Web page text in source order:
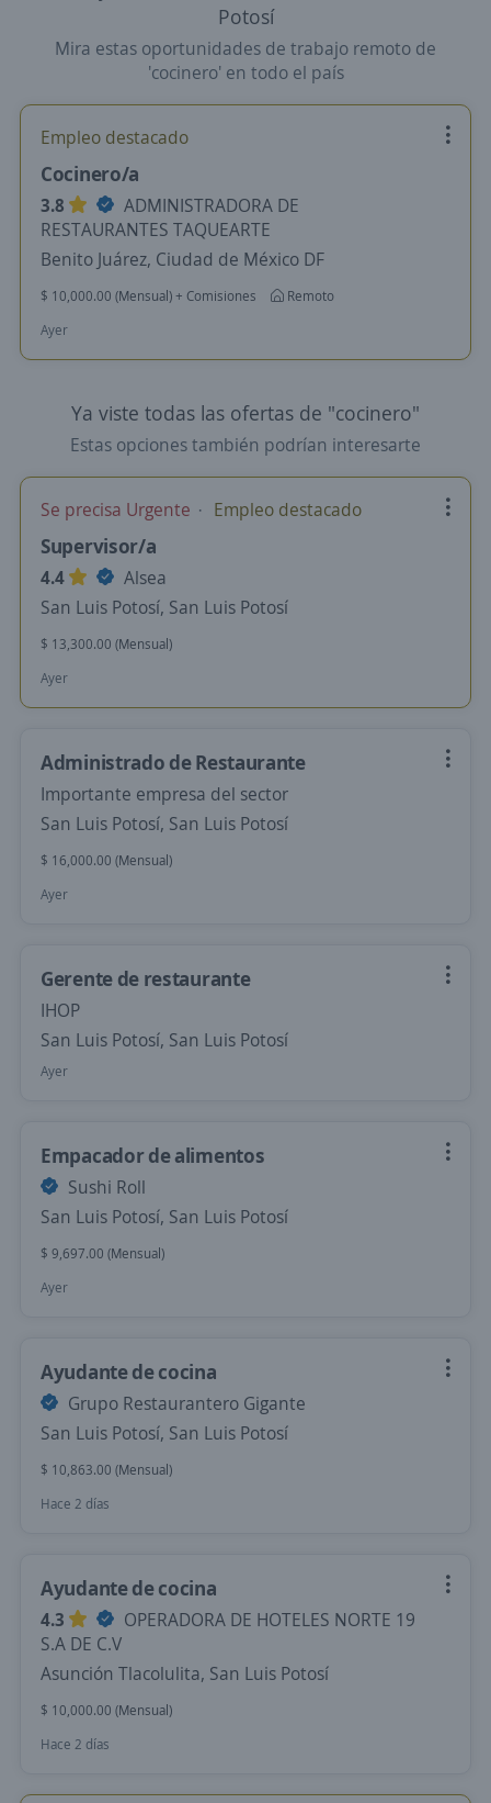
Potosí
Mira estas oportunidades de trabajo remoto de
'cocinero' en todo el país
Empleo destacado
Cocinero/a
3.8
ADMINISTRADORA DE
RESTAURANTES TAQUEARTE
Benito Juárez, Ciudad de México DF
$ 10,000.00 (Mensual) + Comisiones
Remoto
Ayer
Ya viste todas las ofertas de "cocinero"
Estas opciones también podrían interesarte
Se precisa Urgente Empleo destacado
Supervisor/a
4.4
Alsea
San Luis Potosí, San Luis Potosí
$ 13,300.00 (Mensual)
Ayer
Administrado de Restaurante
Importante empresa del sector
San Luis Potosí, San Luis Potosí
$ 16,000.00 (Mensual)
Ayer
Gerente de restaurante
IHOP
San Luis Potosí, San Luis Potosí
Ayer
Empacador de alimentos
Sushi Roll
San Luis Potosí, San Luis Potosí
$ 9,697.00 (Mensual)
Ayer
Ayudante de cocina
Grupo Restaurantero Gigante
San Luis Potosí, San Luis Potosí
$ 10,863.00 (Mensual)
Hace 2 días
Ayudante de cocina
4.3
OPERADORA DE HOTELES NORTE 19
S.A DE C.V
Asunción Tlacolulita, San Luis Potosí
$ 10,000.00 (Mensual)
Hace 2 días